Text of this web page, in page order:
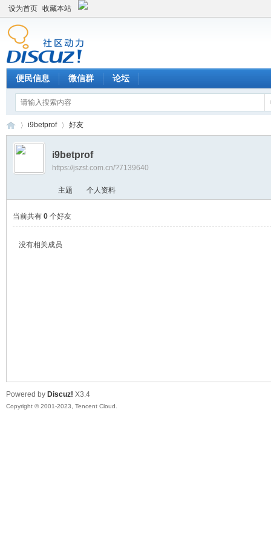
设为首页 收藏本站
便民信息 微信群 论坛
›
i9betprof 好友
i9betprof
https://jszst.com.cn/?7139640
主题 个人资料
当前共有 0个好友
没有相关成员
Powered by Discuz! X3.4
Copyright © 2001-2023, Tencent Cloud.